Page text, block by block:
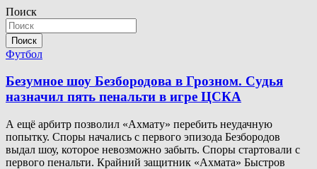
Поиск
Поиск
Футбол
Безумное шоу Безбородова в Грозном. Судья
назначил пять пенальти в игре ЦСКА
А ещё арбитр позволил «Ахмату» перебить неудачную
попытку. Споры начались с первого эпизода Безбородов
выдал шоу, которое невозможно забыть. Споры стартовали с
первого пенальти. Крайний защитник «Ахмата» Быстров